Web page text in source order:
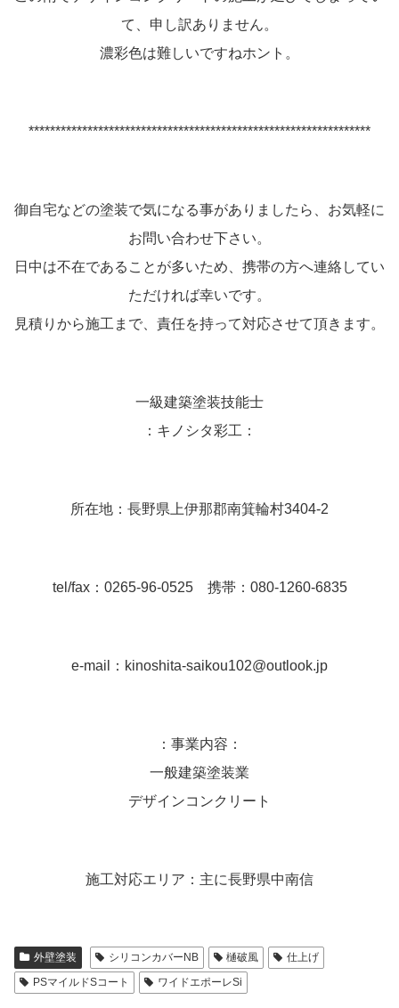
て、申し訳ありません。
濃彩色は難しいですねホント。
****************************************************************
御自宅などの塗装で気になる事がありましたら、お気軽に
お問い合わせ下さい。
日中は不在であることが多いため、携帯の方へ連絡してい
ただければ幸いです。
見積りから施工まで、責任を持って対応させて頂きます。
一級建築塗装技能士
：キノシタ彩工：
所在地：長野県上伊那郡南箕輪村3404-2
tel/fax：0265-96-0525 携帯：080-1260-6835
e-mail：kinoshita-saikou102@outlook.jp
：事業内容：
一般建築塗装業
デザインコンクリート
施工対応エリア：主に長野県中南信
外壁塗装 シリコンカバーNB 樋破風
仕上げ
PSマイルドSコート
ワイドエポーレSi